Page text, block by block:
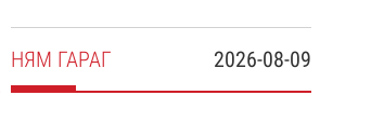
2026-08-09
НЯМ ГАРАГ